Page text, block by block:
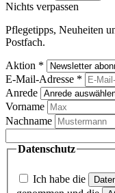
Nichts verpassen
Pflegetipps, Neuheiten
Postfach.
Aktion *
E-Mail-Adresse *
Anrede
Vorname
Nachname
Datenschutz
Ich habe die